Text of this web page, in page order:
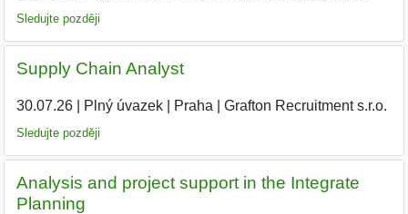
Sledujte později
Supply Chain Analyst
30.07.26| Plný úvazek| Praha Grafton Recruitment s.r.o.
Sledujte později
Analysis and project support in the Integrate
Planning